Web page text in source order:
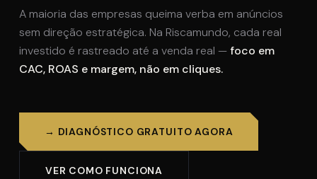
A maioria das empresas queima verba em anúncios
sem direção estratégica. Na Riscamundo, cada real
investido é rastreado até a venda real —foco em
CAC, ROAS e margem, não em cliques.
→ DIAGNÓSTICO GRATUITO AGORA
VER COMO FUNCIONA